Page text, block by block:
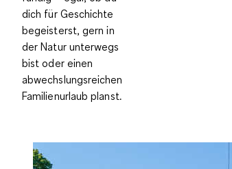
dich für Geschichte
begeisterst, gern in
der Natur unterwegs
bist oder einen
abwechslungsreichen
Familienurlaub planst.